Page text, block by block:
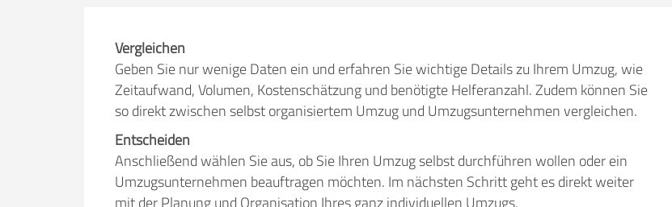
Vergleichen
Geben Sie nur wenige Daten ein und erfahren Sie wichtige Details zu Ihrem Umzug, wie
Zeitaufwand, Volumen, Kostenschätzung und benötigte Helferanzahl. Zudem können Sie
so direkt zwischen selbst organisiertem Umzug und Umzugsunternehmen vergleichen.
Entscheiden
Anschließend wählen Sie aus, ob Sie Ihren Umzug selbst durchführen wollen oder ein
Umzugsunternehmen beauftragen möchten. Im nächsten Schritt geht es direkt weiter
mit der Planung und Organisation Ihres ganz individuellen Umzugs.